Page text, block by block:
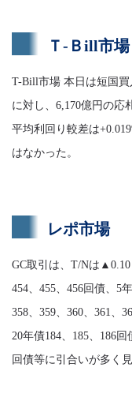
Ｔ-Ｂill市場
T-Bill市場 本日は短国買
に対し、6,170億円の応
平均利回り較差は
はなかった。
レポ市場
GC取引は、T/Nは
454、455、456回債、5
358、359、360、361、
20年債184、185、186
回債等に引合いが多く見